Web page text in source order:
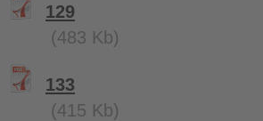
129
(483 Kb)
133
(415 Kb)